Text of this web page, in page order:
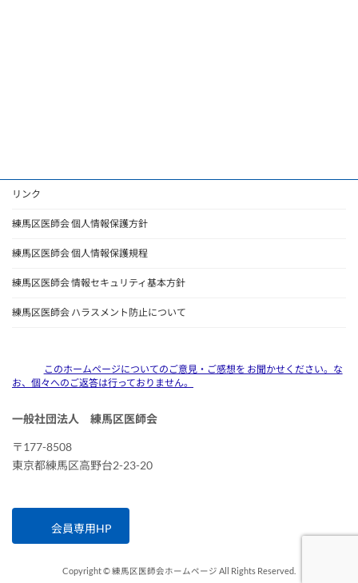
リンク
練馬区医師会 個人情報保護方針
練馬区医師会 個人情報保護規程
練馬区医師会 情報セキュリティ基本方針
練馬区医師会 ハラスメント防止について
このホームページについてのご意見・ご感想を お聞かせください。な
お、個々へのご返答は行っておりません。
一般社団法人 練馬区医師会
〒177-8508
東京都練馬区高野台2-23-20
会員専用HP
Copyright © 練馬区医師会ホームページ All Rights Reserved.